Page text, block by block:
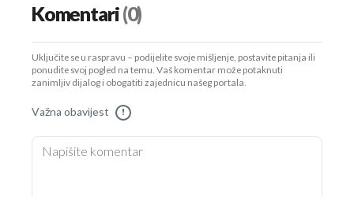
Komentari(0)
Uključite se u raspravu – podijelite svoje mišljenje, postavite pitanja ili
ponudite svoj pogled na temu. Vaš komentar može potaknuti
zanimljiv dijalog i obogatiti zajednicu našeg portala.
Važna obavijest !